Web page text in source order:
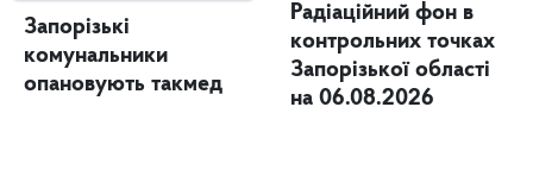
Запорізькі
комунальники
опановують такмед
Радіаційний фон в
контрольних точках
Запорізької області
на 06.08.2026